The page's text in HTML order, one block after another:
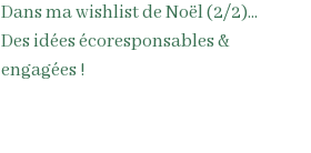
Dans ma wishlist de Noël (2/2)...
Des idées écoresponsables &
engagées !